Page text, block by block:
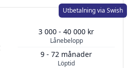
Utbetalning via Swish
Lånebelopp
3 000 - 40 000 kr
Löptid
9 - 72 månader